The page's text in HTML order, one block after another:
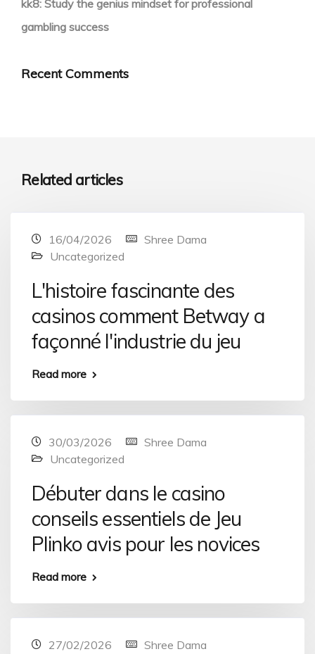
kk8: Study the genius mindset for professional
gambling success
Recent Comments
Related articles
16/04/2026
Shree Dama
Uncategorized
L'histoire fascinante des
casinos comment Betway a
façonné l'industrie du jeu
Read more
30/03/2026
Shree Dama
Uncategorized
Débuter dans le casino
conseils essentiels de Jeu
Plinko avis pour les novices
Read more
27/02/2026
Shree Dama